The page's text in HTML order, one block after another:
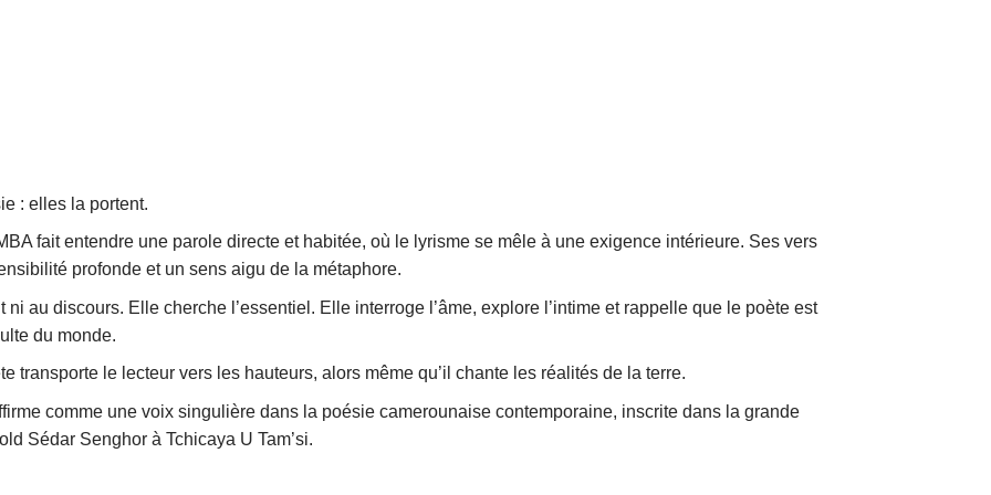
: elles la portent.
fait entendre une parole directe et habitée, où le lyrisme se mêle à une exigence intérieure. Ses vers
profonde et un sens aigu de la métaphore.
au discours. Elle cherche l’essentiel. Elle interroge l’âme, explore l’intime et rappelle que le poète est
du monde.
transporte le lecteur vers les hauteurs, alors même qu’il chante les réalités de la terre.
comme une voix singulière dans la poésie camerounaise contemporaine, inscrite dans la grande
Sédar Senghor à Tchicaya U Tam’si.